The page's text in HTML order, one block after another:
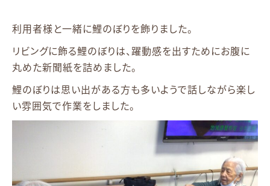
利用者様と一緒に鯉のぼりを飾りました。
リビングに飾る鯉のぼりは、躍動感を出すためにお腹に
丸めた新聞紙を詰めました。
鯉のぼりは思い出がある方も多いようで話しながら楽し
い雰囲気で作業をしました。